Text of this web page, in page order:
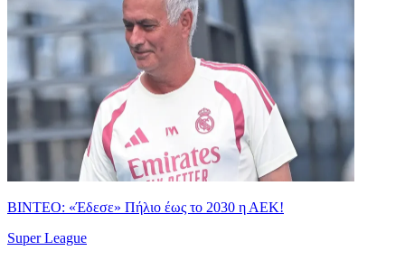
ΒΙΝΤΕΟ: «Έδεσε» Πήλιο έως το 2030 η ΑΕΚ!
Super League